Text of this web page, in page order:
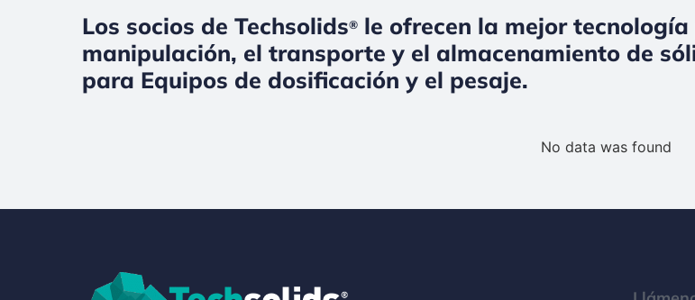
Los socios de Techsolids®le ofrecen la mejor
manipulación, el transporte y el almacenamiento de
para Equipos de dosificación y el pesaje.
No data was found